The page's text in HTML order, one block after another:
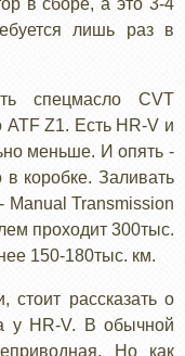
в сборе, а это 3-4
лишь раз в
спецмасло CVT
ATF Z1. Есть HR-V и
меньше. И опять -
коробке. Заливать
Manual Transmission
проходит 300тыс.
150-180тыс. км.
стоит рассказать о
у HR-V. В обычной
Но как